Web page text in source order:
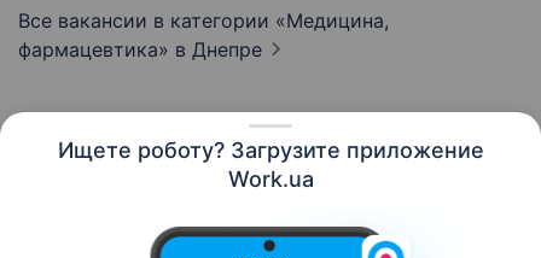
Ищете роботу? Загрузите приложение
Work.ua
Все вакансии в категории «Медицина,
фармацевтика» в Днепре